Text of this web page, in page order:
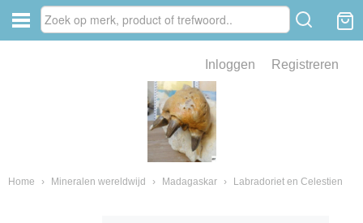
Inloggen Registreren
Home › Mineralen wereldwijd › Madagaskar › Labradoriet en Celestien
van fossielen en mineralen